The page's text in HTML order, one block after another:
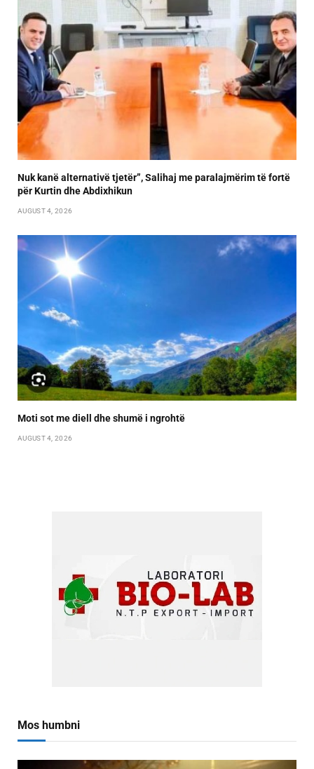
Nuk kanë alternativë tjetër”, Salihaj me paralajmërim të fortë
për Kurtin dhe Abdixhikun
AUGUST 4, 2026
Moti sot me diell dhe shumë i ngrohtë
AUGUST 4, 2026
Mos humbni